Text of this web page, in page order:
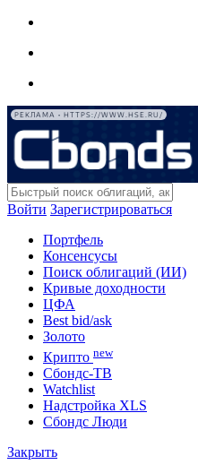
РЕКЛАМА • HTTPS://WWW.HSE.RU/
Войти Зарегистрироваться
Портфель
Консенсусы
Поиск облигаций (ИИ)
Кривые доходности
ЦФА
Best bid/ask
Золото
Крипто new
Сбондс-ТВ
Watchlist
Надстройка XLS
Сбондс Люди
Закрыть